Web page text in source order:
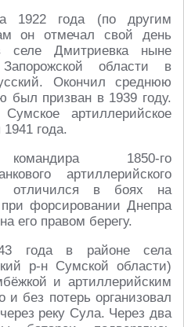
1922 года (по другим
он отмечал свой день
Дмитриевка ныне
области в
Окончил среднюю
призван в 1939 году.
артиллерийское
года.
1850-го
артиллерийского
отличился в боях на
форсировании Днепра
его правом берегу.
года в районе села
р-н Сумской области)
и артиллерийским
и без потерь организовал
реку Сула. Через два